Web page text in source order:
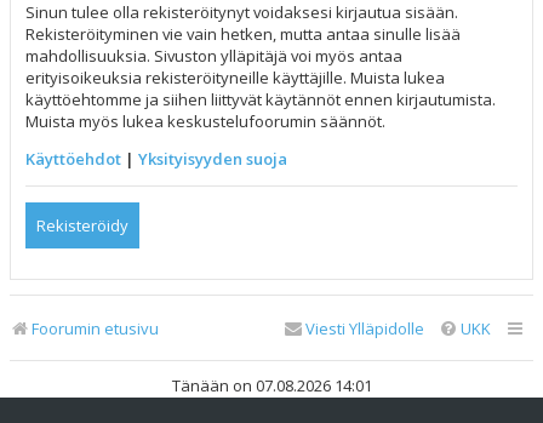
Sinun tulee olla rekisteröitynyt voidaksesi kirjautua sisään.
Rekisteröityminen vie vain hetken, mutta antaa sinulle lisää
mahdollisuuksia. Sivuston ylläpitäjä voi myös antaa
erityisoikeuksia rekisteröityneille käyttäjille. Muista lukea
käyttöehtomme ja siihen liittyvät käytännöt ennen kirjautumista.
Muista myös lukea keskustelufoorumin säännöt.
Käyttöehdot | Yksityisyyden suoja
Rekisteröidy
Foorumin etusivu UKK
Viesti Ylläpidolle
Tänään on 07.08.2026 14:01